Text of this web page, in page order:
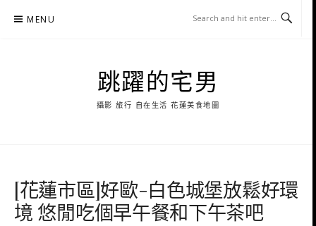
MENU
跳躍的宅男
攝影 旅行 自在生活 花蓮美食地圖
[花蓮市區]好歐-白色城堡放鬆好環
境 悠閒吃個早午餐和下午茶吧